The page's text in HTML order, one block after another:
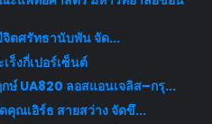
จิตศรัทธานับพัน จัด...
ร็งกี่เปอร์เซ็นต์
ษ์ UA820 ลอสแอนเจลิส–กรุ...
คุณเอิร์ธ สายสว่าง จัดขึ...